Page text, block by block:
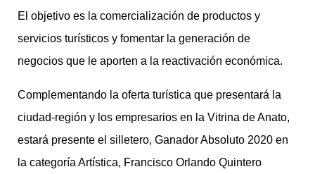
El objetivo es la comercialización de productos y
servicios turísticos y fomentar la generación de
negocios que le aporten a la reactivación económica.
Complementando la oferta turística que presentará la
ciudad-región y los empresarios en la Vitrina de Anato,
estará presente el silletero, Ganador Absoluto 2020 en
la categoría Artística, Francisco Orlando Quintero